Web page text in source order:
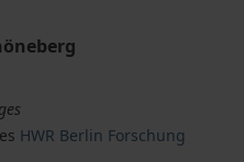
HWR Berlin Forschung